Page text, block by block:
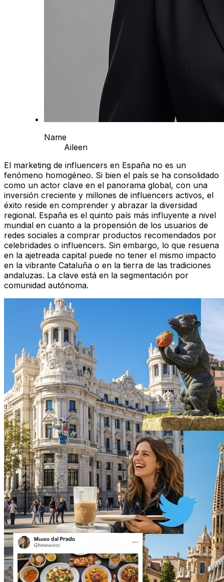
Name
Aileen
El marketing de influencers en España no es un
fenómeno homogéneo. Si bien el país se ha consolidado
como un actor clave en el panorama global, con una
inversión creciente y millones de influencers activos, el
éxito reside en comprender y abrazar la diversidad
regional. España es el quinto país más influyente a nivel
mundial en cuanto a la propensión de los usuarios de
redes sociales a comprar productos recomendados por
celebridades o influencers. Sin embargo, lo que resuena
en la ajetreada capital puede no tener el mismo impacto
en la vibrante Cataluña o en la tierra de las tradiciones
andaluzas. La clave está en la segmentación por
comunidad autónoma.